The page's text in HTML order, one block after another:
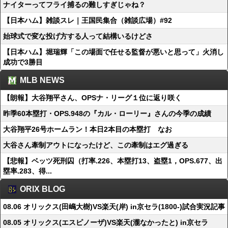
ナイターってフライ捕るの難しすぎじゃね？
【日本ハム】雑談スレ｜王国民集合（雑談広場）#92
始球式で変な投げ方する人って結構いるけどさ
【日本ハム】堀瑞輝「この場面で任せる監督が悪いと思って」火消し
成功で3勝目
MLB NEWS
【朗報】大谷翔平さん、OPSナ・リーグ１位に返り咲く
昨季60本塁打・OPS.948の『カル・ローリー』さんの今季の成績
大谷翔平26号ホームラン！本日2本目の本塁打 なお
大谷さん牽制アウトになったけど、この牽制はエグ過ぎる
【悲報】ベッツ死刑囚（打率.226、本塁打13、盗塁1，OPS.677、出
塁率.283、得...
ORIX BLOG
08.06 オリックス(田嶋大樹)VS楽天(岸) in京セラ(1800-)試合実況記事
08.05 オリックス(エスピノーザ)VS楽天(瀧なかったと) in京セラ